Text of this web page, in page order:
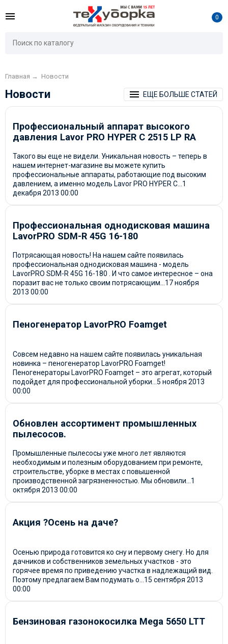
0
Главная → Новости
Новости ЕЩЕ БОЛЬШЕ СТАТЕЙ
Профессиональный аппарат высокого
давления Lavor PRO HYPER C 2515 LP RA
Такого вы еще не видели. Уникальная новость – теперь в
нашем интернет-магазине вы можете купить
профессиональные аппараты, работающие под высоким
давлением, а именно модель Lavor PRO HYPER C...1
декабря 2013 00:00
Профессиональная однодисковая машина
LavorPRO SDM-R 45G 16-180
Потрясающая новость! На нашем сайте появилась
профессиональная однодисковая машина - модель
LavorPRO SDM-R 45G 16-180 . И что самое интересное – она
поразит вас не только своим потрясающим...17 ноября
2013 00:00
Пеногенератор LavorPRO Foamget
Совсем недавно на нашем сайте появилась уникальная
новинка – пеногенератор LavorPRO Foamget!
Пеногенераторы LavorPRO Foamget – это агрегат, который
подойдет для профессиональной уборки...5 ноября 2013
00:00
Обновлен ассортимент промышленных
пылесосов.
Промышленные пылесосы уже много лет являются
необходимым и полезным оборудованием при ремонте,
строительстве, уборке в местах с повышенной
производственной загрязненностью. Мы обновили...1
октября 2013 00:00
Акция ?Осень на даче?
Осенью природа готовится ко сну и первому снегу. Но для
дачников и собственников земельных участков - это
горячее время по приведению участка в надлежащий вид.
Поэтому предлагаем Вам подумать о...15 сентября 2013
00:00
Бензиновая газонокосилка Megа 5650 LTT